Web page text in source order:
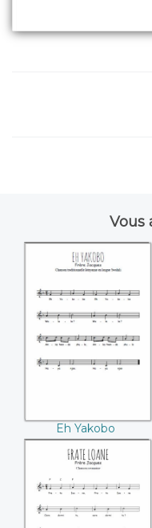
Vous
Eh Yakobo
Eh Yakobo
Frate Ioane